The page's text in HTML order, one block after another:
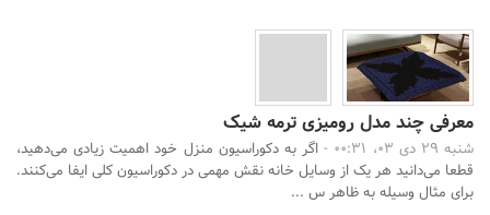
معرفی چند مدل رومیزی ترمه شیک
شنبه 29 دی 03، 00:31 -
اگر به دکوراسیون منزل خود اهمیت زیادی می‌دهید،
قطعا می‌دانید هر یک از وسایل خانه نقش مهمی در دکوراسیون کلی ایفا می‌کنند.
برای مثال وسیله به ظاهر س ...